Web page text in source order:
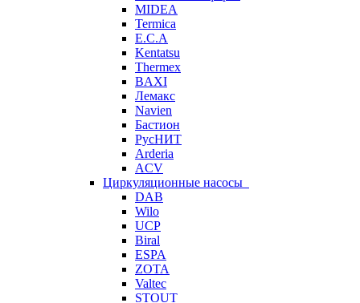
MIDEA
Termica
E.C.A
Kentatsu
Thermex
BAXI
Лемакс
Navien
Бастион
РусНИТ
Arderia
ACV
Циркуляционные насосы
DAB
Wilo
UCP
Biral
ESPA
ZOTA
Valtec
STOUT